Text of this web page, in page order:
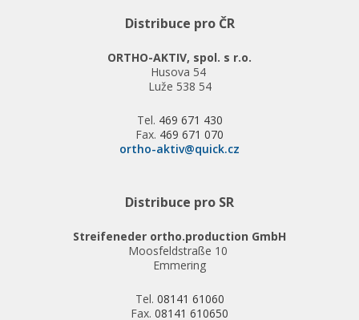
Distribuce pro ČR
ORTHO-AKTIV, spol. s r.o.
Husova 54
Luže 538 54
Tel. 469 671 430
Fax. 469 671 070
ortho-aktiv@quick.cz
Distribuce pro SR
Streifeneder ortho.production GmbH
Moosfeldstraße 10
Emmering
Tel. 08141 61060
Fax. 08141 610650